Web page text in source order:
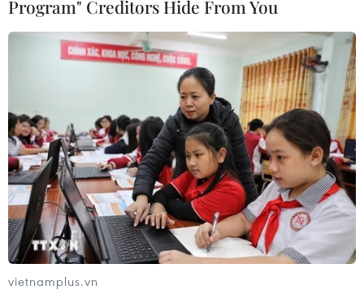
Program" Creditors Hide From You
vietnamplus.vn